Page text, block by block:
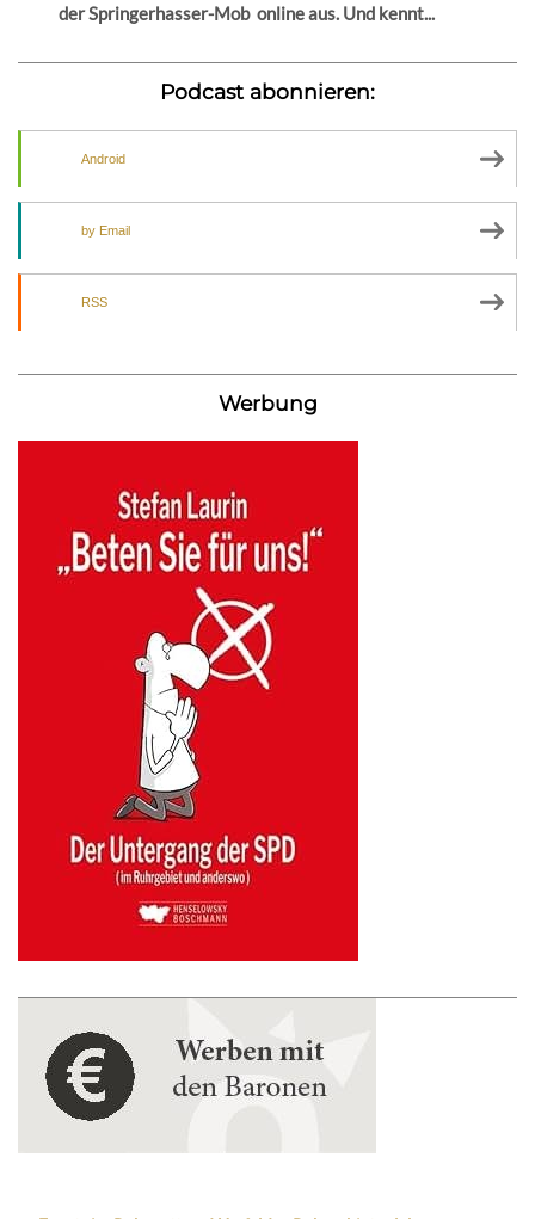
der Springerhasser-Mob online aus. Und kennt...
Podcast abonnieren:
Android
by Email
RSS
Werbung